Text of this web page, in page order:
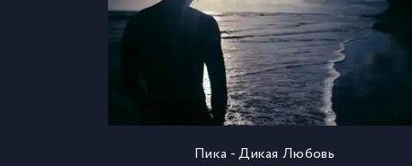
Пика - Дикая Любовь